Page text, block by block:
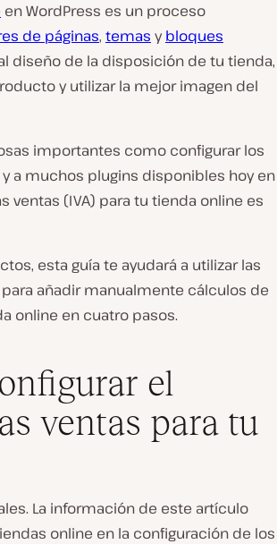
en WordPress es un proceso
de páginas, temas ybloques
diseño de la disposición de tu tienda,
y utilizar la mejor imagen del
importantes como configurar los
a muchos plugins disponibles hoy en
ventas (IVA) para tu tienda online es
esta guía te ayudará a utilizar las
añadir manualmente cálculos de
online en cuatro pasos.
el
ventas para tu
La información de este artículo
online en la configuración de los